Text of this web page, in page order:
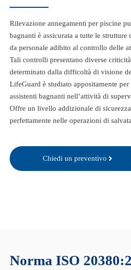
Rilevazione annegamenti per piscine
bagnanti è assicurata a tutte le
da personale adibito al controllo delle
Tali controlli presentano diverse
determinato dalla difficoltà di visione
LifeGuard è studiato appositamente
assistenti bagnanti nell’attività di
Offre un livello addizionale di
perfettamente nelle operazioni di
Chiedi un preventivo
Norma ISO